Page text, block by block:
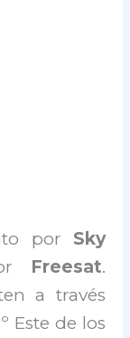
por Sky
Freesat.
a través
Este de los